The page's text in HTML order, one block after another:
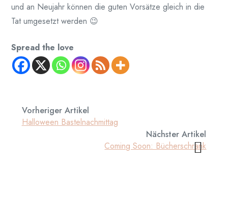
und an Neujahr können die guten Vorsätze gleich in die
Tat umgesetzt werden 😉
Spread the love
Vorheriger Artikel
Halloween Bastelnachmittag
Nächster Artikel
Coming Soon: Bücherschrank